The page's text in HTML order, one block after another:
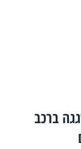
ברכב